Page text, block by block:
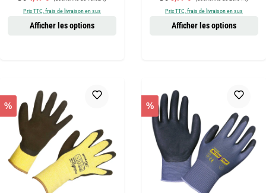
Prix TTC, frais de livraison en sus
Afficher les options
Prix TTC, frais de livraison en sus
Afficher les options
% %